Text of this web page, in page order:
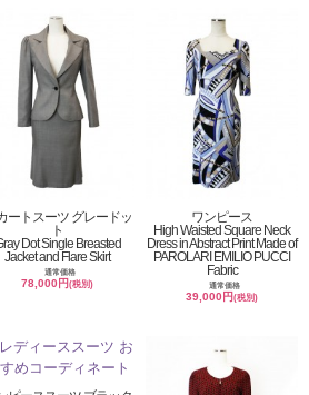
ートスーツ グレードッ
ト
Dot Single Breasted
Jacket and Flare Skirt
通常価格
78,000円(税別)
ワンピース
High Waisted Square Neck
Dress in Abstract Print Made of
PAROLARI EMILIO PUCCI
Fabric
通常価格
39,000円(税別)